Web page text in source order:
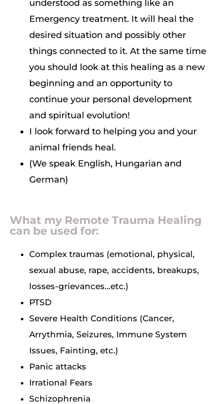
understood as something like an
Emergency treatment. It will heal the
desired situation and possibly other
things connected to it. At the same time
you should look at this healing as a new
beginning and an opportunity to
continue your personal development
and spiritual evolution!
I look forward to helping you and your
animal friends heal.
(We speak English, Hungarian and
German)
What my Remote Trauma Healing
can be used for:
Complex traumas (emotional, physical,
sexual abuse, rape, accidents, breakups,
losses-grievances…etc.)
PTSD
Severe Health Conditions (Cancer,
Arrythmia, Seizures, Immune System
Issues, Fainting, etc.)
Panic attacks
Irrational Fears
Schizophrenia